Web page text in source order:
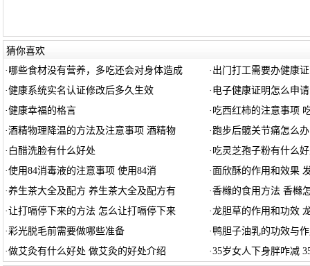
猜你喜欢
· 哪些食材没有营养，多吃还会对身体造成 · 出门打工需要办健康
·健康系统实名认证修改后多久生效 · 电子健康证明怎么申请
·健康幸福的格言 · 吃西红柿的注意事项
·酒精物理降温的方法及注意事项 酒精物 · 跑步后髋关节痛怎么
· 白醋洗脸有什么好处 · 吃灵芝孢子粉有什么
·使用84消毒液的注意事项 使用84消 · 面欣酥的作用和效果
·养生茶大全及配方 养生茶大全及配方有 ·香橼的食用方法 香橼
·让打嗝停下来的方法 怎么让打嗝停下来 ·龙胆草的作用和功效
·彩光脱毛前需要做哪些准备 · 鸭胆子油乳的功效与
·做艾灸有什么好处 做艾灸的好处介绍 ·35岁女人下身胖咋减